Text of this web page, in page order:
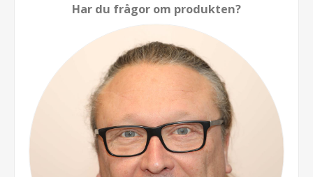
Har du frågor om produkten?